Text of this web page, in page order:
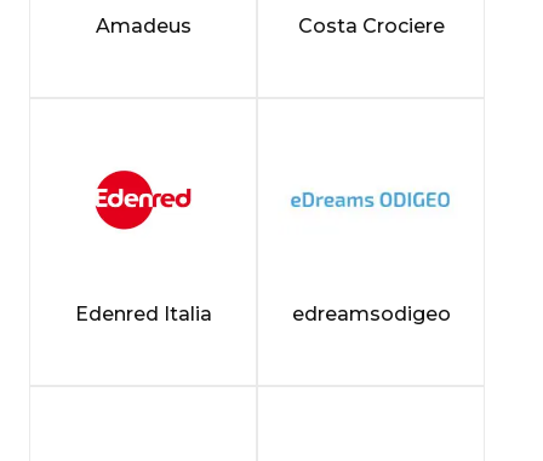
Amadeus Costa Crociere
Edenred Italia edreamsodigeo